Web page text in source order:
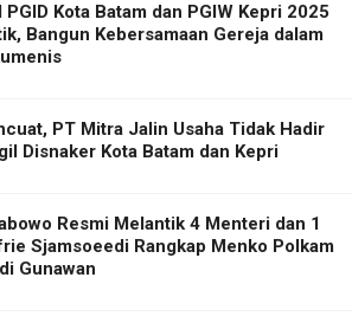
PGID Kota Batam dan PGIW Kepri 2025
Bangun Kebersamaan Gereja dalam
PT Mitra Jalin Usaha Tidak Hadir
Disnaker Kota Batam dan Kepri
Resmi Melantik 4 Menteri dan 1
Sjamsoeedi Rangkap Menko Polkam
Gunawan